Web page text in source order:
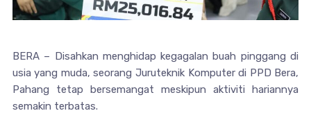
BERA – Disahkan menghidap kegagalan buah pinggang di
usia yang muda, seorang Juruteknik Komputer di PPD Bera,
Pahang tetap bersemangat meskipun aktiviti hariannya
semakin terbatas.